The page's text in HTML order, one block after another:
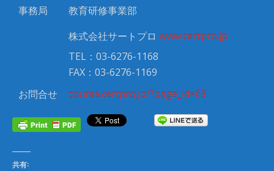
事務局
教育研修事業部
株式会社サートプロ www.certpro.jp
TEL：03-6276-1168
FAX：03-6276-1169
お問合せ
course.certpro.jp/?page_id=63
共有: